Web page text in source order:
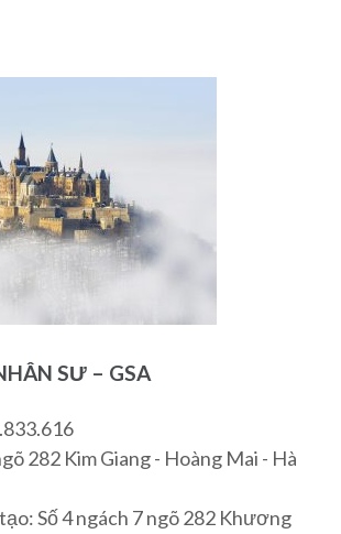
SƯ – GSA
282 Kim Giang - Hoàng Mai - Hà
Số 4 ngách 7 ngõ 282 Khương